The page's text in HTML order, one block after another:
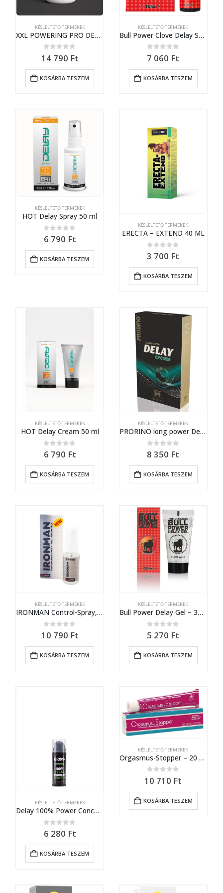
KÉSLELTETŐ TERMÉKEK
XXL POWERING PRO DELAY FOR MEN – 60 PCS
0 out of 5
14 790 Ft
KOSÁRBA TESZEM
KÉSLELTETŐ TERMÉKEK
Bull Power Clove Delay Spray (15ml) (en/nl/fr/es/de/it/pl)
0 out of 5
7 060 Ft
KOSÁRBA TESZEM
KÉSLELTETŐ TERMÉKEK
HOT Delay Spray 50 ml
0 out of 5
6 790 Ft
KOSÁRBA TESZEM
KÉSLELTETŐ TERMÉKEK
ERECTA – EXTEND 40 ML
0 out of 5
3 700 Ft
KOSÁRBA TESZEM
KÉSLELTETŐ TERMÉKEK
HOT Delay Cream 50 ml
0 out of 5
6 790 Ft
KOSÁRBA TESZEM
KÉSLELTETŐ TERMÉKEK
PRORINO long power Delay Cream 50 ml
0 out of 5
8 350 Ft
KOSÁRBA TESZEM
KÉSLELTETŐ TERMÉKEK
IRONMAN Control-Spray, 30 ml
0out of 5
10 790 Ft
KOSÁRBA TESZEM
KÉSLELTETŐ TERMÉKEK
Bull Power Delay Gel – 30 ml (DE/PL/HU/CZ/LV/SL)
0 out of 5
5 270 Ft
KOSÁRBA TESZEM
KÉSLELTETŐ TERMÉKEK
Delay 100% Power Concentrate 30 ml
0 out of 5
6 280 Ft
KOSÁRBA TESZEM
KÉSLELTETŐ TERMÉKEK
Orgasmus-Stopper – 20 ml
0out of 5
10 710 Ft
KOSÁRBA TESZEM